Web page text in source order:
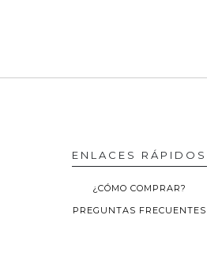
ENLACES RÁPIDOS
¿CÓMO COMPRAR?
PREGUNTAS FRECUENTES